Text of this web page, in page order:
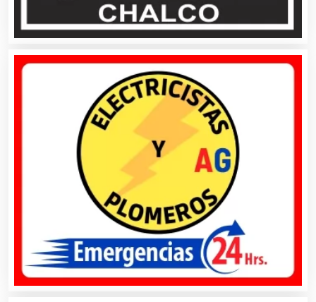
Asesoría Fiscal
Asociaciones Civiles
Asociaciones Empresariales
Audio, Sonido e Iluminación
Audios para Eventos